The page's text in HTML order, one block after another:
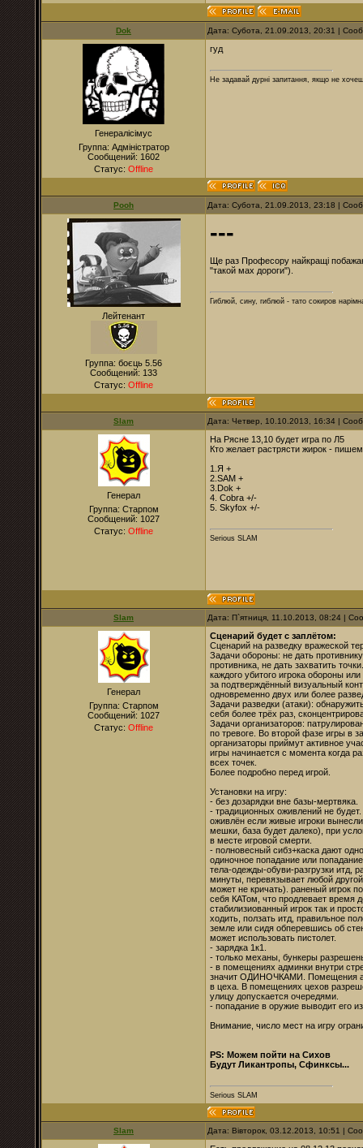
Dok Дата: Субота, 21.09.2013, 20:31 |
Генералісімус
Группа: Адміністратор
Сообщений: 1602
Статус: Offline
гуд
Не задавай дурні запитання, якщо не
Pooh Дата: Субота, 21.09.2013, 23:18 |
Лейтенант
Группа: боєць 5.56
Сообщений: 133
Статус: Offline
---
Ще раз Професору найкращі
"такой мах дороги").
Гиблюй, сину, гиблюй - тато сокиров
Slam Дата: Четвер, 10.10.2013, 16:34 |
Генерал
Группа: Старпом
Сообщений: 1027
Статус: Offline
На Рясне 13,10 будет игра по Л5
Кто желает растрясти жирок -
1.Я +
2.SAM +
3.Dok +
4. Cobra +/-
5. Skyfox +/-
Serious SLAM
Slam Дата: П`ятниця, 11.10.2013, 08:24 |
Генерал
Группа: Старпом
Сообщений: 1027
Статус: Offline
Сценарий будет с заплётом:
Сценарий на разведку вражеской
Задачи обороны: не дать
противника, не дать захватить
каждого убитого игрока обороны
за подтверждённый визуальный
одновременно двух или более
Задачи разведки (атаки):
себя более трёх раз,
Задачи организаторов:
по тревоге. Во второй фазе игры в
организаторы приймут активное
игры начинается с момента когда
всех точек.
Более подробно перед игрой.
Установки на игру:
- без дозарядки вне базы-мертвяка.
- традиционных оживлений не
оживлён если живые игроки
мешки, база будет далеко), при
в месте игровой смерти.
- полновесный сибз+каска дают
одиночное попадание или
тела-одежды-обуви-разгрузки итд,
минуты, перевязывает любой
может не кричать). раненый игрок
себя КАТом, что продлевает время
стабилизиованный игрок так и
ходить, ползать итд, правильное
земле или сидя обперевшись об
может использовать пистолет.
- зарядка 1к1.
- только механы, бункеры
- в помещениях админки внутри
значит ОДИНОЧКАМИ. Помещения
в цеха. В помещениях цехов
улицу допускается очередями.
- попадание в оружие выводит его
Внимание, число мест на игру
PS: Можем пойти на Сихов
Будут Ликантропы, Сфинксы...
Serious SLAM
Slam Дата: Вівторок, 03.12.2013, 10:51 |